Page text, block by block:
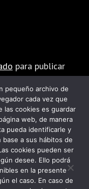
para publicar
POR
DEL
pequeño archivo de
cada vez que
las cookies es guardar
web, de manera
pueda identificarle y
a sus hábitos de
cookies pueden ser
desee. Ello podrá
en la presente
el caso. En caso de